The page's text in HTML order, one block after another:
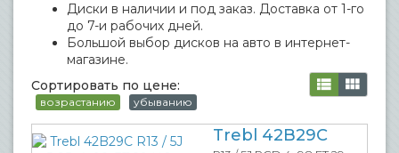
Диски в наличии и под заказ. Доставка от 1-го
до 7-и рабочих дней.
Большой выбор дисков на авто в интернет-
магазине.
Сортировать по цене:
возрастанию убыванию
Trebl 42B29C